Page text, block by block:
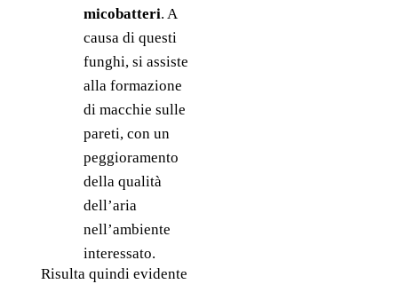
micobatteri. A
causa di questi
funghi, si assiste
alla formazione
di macchie sulle
pareti, con un
peggioramento
della qualità
dell’aria
nell’ambiente
interessato.
Risulta quindi evidente